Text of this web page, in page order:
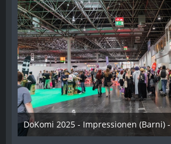
DoKomi 2025 - Impressionen (Barni)
16. Juli 2025